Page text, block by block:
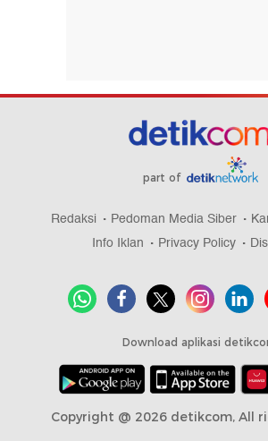
part of
Redaksi Pedoman Media Siber
Info Iklan
Privacy Policy
Download aplikasi
Copyright @ 2026 detikcom, All